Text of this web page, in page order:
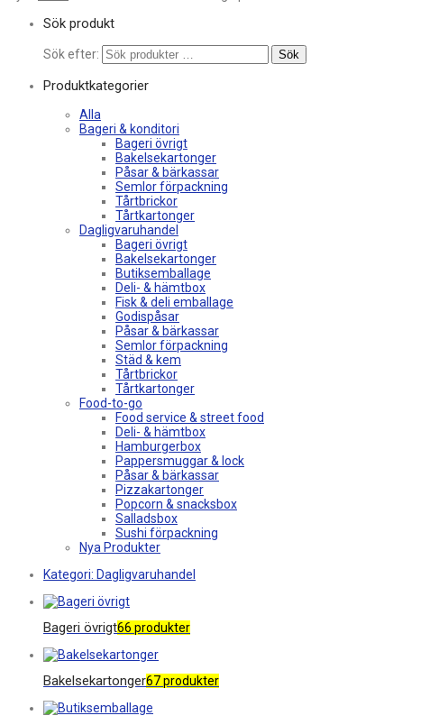
Sök produkt
Sök efter: Sök
Produktkategorier
Alla
Bageri & konditori
Bageri övrigt
Bakelsekartonger
Påsar & bärkassar
Semlor förpackning
Tårtbrickor
Tårtkartonger
Dagligvaruhandel
Bageri övrigt
Bakelsekartonger
Butiksemballage
Deli- & hämtbox
Fisk & deli emballage
Godispåsar
Påsar & bärkassar
Semlor förpackning
Städ & kem
Tårtbrickor
Tårtkartonger
Food-to-go
Food service & street food
Deli- & hämtbox
Hamburgerbox
Pappersmuggar & lock
Påsar & bärkassar
Pizzakartonger
Popcorn & snacksbox
Salladsbox
Sushi förpackning
Nya Produkter
Kategori: Dagligvaruhandel
Bageri övrigt66 produkter
Bakelsekartonger67 produkter